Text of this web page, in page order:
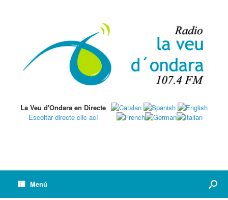
La Veu d'Ondara en Directe
Escoltar directe clic ací
Menú